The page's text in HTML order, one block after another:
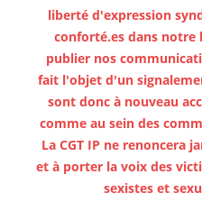
liberté d'expression
conforté.es dans notre
publier nos
fait l'objet d'un
sont donc à nouveau
comme au sein des
La CGT IP ne renoncera
et à porter la voix des
sexistes et